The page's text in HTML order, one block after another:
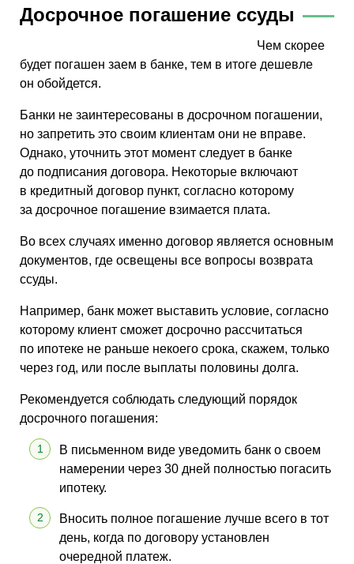
Досрочное погашение ссуды
Чем скорее
будет погашен заем в банке, тем в итоге дешевле
он обойдется.
Банки не заинтересованы в досрочном погашении,
но запретить это своим клиентам они не вправе.
Однако, уточнить этот момент следует в банке
до подписания договора. Некоторые включают
в кредитный договор пункт, согласно которому
за досрочное погашение взимается плата.
Во всех случаях именно договор является основным
документов, где освещены все вопросы возврата
ссуды.
Например, банк может выставить условие, согласно
которому клиент сможет досрочно рассчитаться
по ипотеке не раньше некоего срока, скажем, только
через год, или после выплаты половины долга.
Рекомендуется соблюдать следующий порядок
досрочного погашения:
В письменном виде уведомить банк о своем
намерении через 30 дней полностью погасить
ипотеку.
Вносить полное погашение лучше всего в тот
день, когда по договору установлен
очередной платеж.